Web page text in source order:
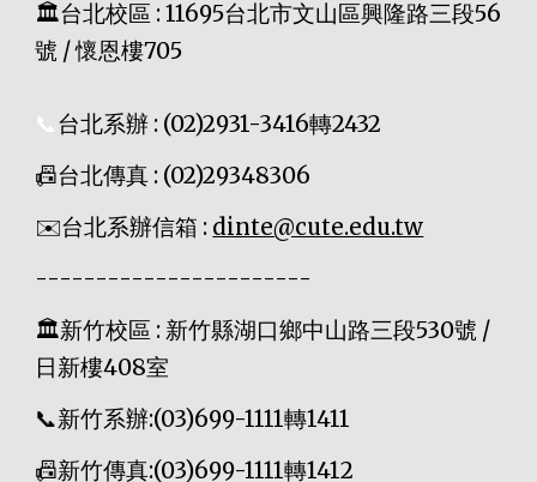
🏛️台北校區 : 11695台北市文山區興隆路三段56
號 / 懷恩樓705
📞台北系辦 : (02)2931-3416轉2432
📠台北傳真 : (02)29348306
✉️台北系辦信箱 : dinte@cute.edu.tw
-----------------------
🏛️新竹校區 : 新竹縣湖口鄉中山路三段530號 /
日新樓408室
📞新竹系辦:(03)699-1111轉1411
📠新竹傳真:(03)699-1111轉1412